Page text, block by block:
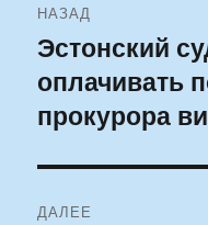
по
записям
НАЗАД
Предыдущая
запись:
Эстонский
оплачивать
прокурора
ДАЛЕЕ